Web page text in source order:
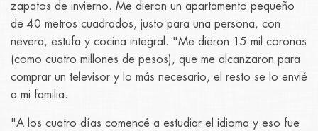
zapatos de invierno. Me dieron un apartamento pequeño
de 40 metros cuadrados, justo para una persona, con
nevera, estufa y cocina integral. "Me dieron 15 mil coronas
(como cuatro millones de pesos), que me alcanzaron para
comprar un televisor y lo más necesario, el resto se lo envié
a mi familia.
"A los cuatro días comencé a estudiar el idioma y eso fue